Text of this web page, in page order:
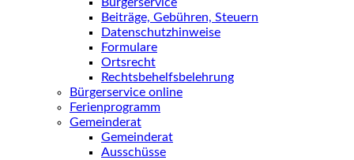
Bürgerservice
Beiträge, Gebühren, Steuern
Datenschutzhinweise
Formulare
Ortsrecht
Rechtsbehelfsbelehrung
Bürgerservice online
Ferienprogramm
Gemeinderat
Gemeinderat
Ausschüsse